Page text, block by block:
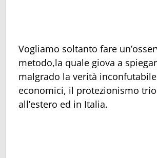
Vogliamo soltanto fare
metodo,la quale giova a
malgrado la verità
economici, il protezionismo
all’estero ed in Italia.